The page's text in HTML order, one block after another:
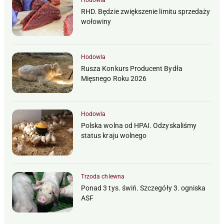
RHD. Będzie zwiększenie limitu sprzedaży
wołowiny
Hodowla
Rusza Konkurs Producent Bydła
Mięsnego Roku 2026
Hodowla
Polska wolna od HPAI. Odzyskaliśmy
status kraju wolnego
Trzoda chlewna
Ponad 3 tys. świń. Szczegóły 3. ogniska
ASF